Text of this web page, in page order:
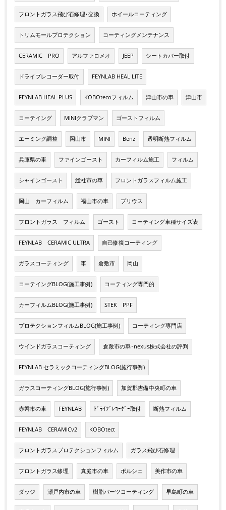
フロントガラス飛び石修理･交換 ホイールコーティング
トリムモールプロテクション コーティングメンテナンス
CERAMIC PRO アルファロメオ JEEP シートカバー取付
ドライブレコーダー取付 FEYNLAB HEAL LITE
FEYNLAB HEAL PLUS KOBOtecoフィルム 津山市の車 津山市
コーテイング MINIクラブマン ゴーストフィルム
エーミング調整 岡山市 MINI Benz 透明断熱フィルム
兵庫県の車 ファインゴースト カーフィルム施工 フィルム
シャインゴースト 総社市の車 フロントガラスフィルム施工
岡山 カーフィルム 福山市の車 プリウス
フロントガラス フィルム ゴースト コーティング車種サイズ表
FEYNLAB CERAMIC ULTRA 自己修復コーティング
ガラスコーティング 車 倉敷市 岡山
コーテイングBLOG(施工事例) コーティング専門的
カーフィルムBLOG(施工事例) STEK PPF
プロテクションフィルムBLOG(施工事例) コーティング専門店
ウインドガラスコーティング 倉敷市の車･nexus株式会社の評判
FEYNLAB セラミックコーティングBLOG(施行事例)
ガラスコーティングBLOG(施行事例) 加賀郡吉備中央町の車
赤磐市の車 FEYNLAB ﾄﾞﾗｲﾌﾞﾚｺｰﾀﾞｰ取付 断熱フィルム
FEYNLAB CERAMICv2 KOBOtect
フロントガラスプロテクションフィルム ガラス飛び石修理
フロントガラス修理 真庭市の車 ポルシェ 美作市の車
ダッジ 瀬戸内市の車 樹脂パーツコーティング 早島町の車